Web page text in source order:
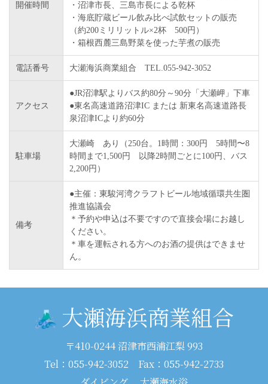
開催時間
・沼津市長、三島市長による乾杯
・海底貯蔵ビール飲み比べ試飲セットの販売
（約200ミリリットル×2杯 500円）
・箱根西麓三島野菜を使った芋煮の販売
電話番号 大瀬海浜商業組合 TEL.055-942-3052
アクセス
●JR沼津駅よりバス約80分～90分「大瀬岬」下車
●東名高速道路沼津IC または 新東名高速道路長
泉沼津ICより約60分
駐車場
大瀬崎 あり（250台。1時間：300円 5時間〜8
時間まで1,500円 以降2時間ごとに100円、バス
2,200円）
備考
●主催：東駿河湾クラフトビール地域循環共生圏
推進協議会
＊予約や申込は不要ですので直接会場にお越し
ください。
＊車を運転される方へのお酒の提供はできませ
ん。
大瀬海浜商業組合
〒410-0244 沼津市西浦江梨 993
Tel：055-942-3052 Fax：055-942-2733